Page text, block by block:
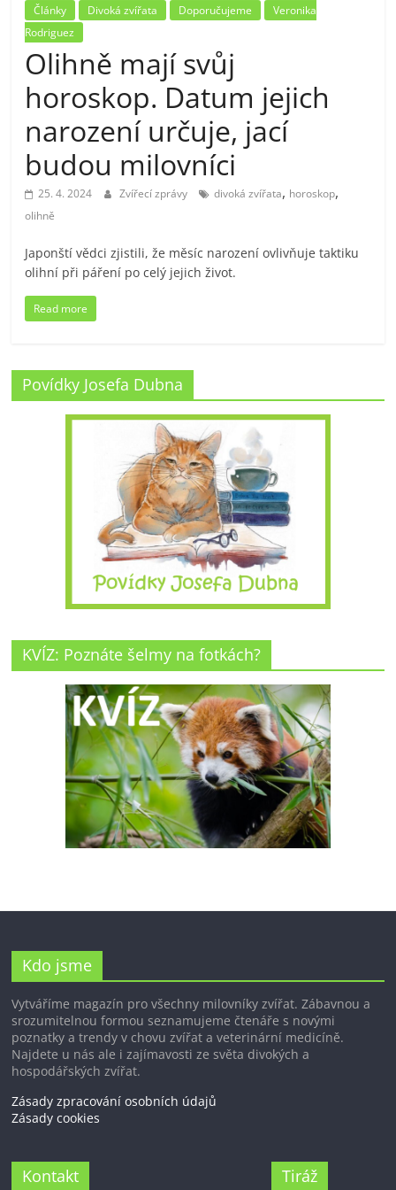
Články Divoká zvířata Doporučujeme
Veronika
Rodriguez
Olihně mají svůj
horoskop. Datum jejich
narození určuje, jací
budou milovníci
25. 4. 2024 Zvířecí zprávy divoká zvířata, horoskop,
olihně
Japonští vědci zjistili, že měsíc narození ovlivňuje taktiku
olihní při páření po celý jejich život.
Read more
Povídky Josefa Dubna
KVÍZ: Poznáte šelmy na fotkách?
Kdo jsme
Vytváříme magazín pro všechny milovníky zvířat. Zábavnou a
srozumitelnou formou seznamujeme čtenáře s novými
poznatky a trendy v chovu zvířat a veterinární medicíně.
Najdete u nás ale i zajímavosti ze světa divokých a
hospodářských zvířat.
Zásady zpracování osobních údajů
Zásady cookies
Kontakt Tiráž